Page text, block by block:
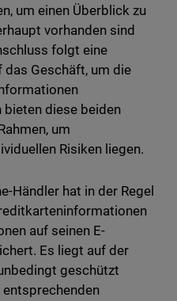
um einen Überblick zu
vorhanden sind
folgt eine
das Geschäft, um die
bieten diese beiden
um
Risiken liegen.
Händler hat in der Regel
auf seinen E-
Es liegt auf der
geschützt